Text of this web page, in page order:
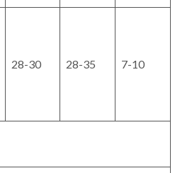
28-30 28-35 7-10